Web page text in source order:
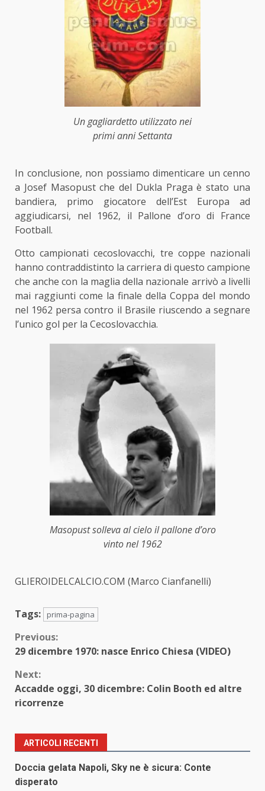
Un gagliardetto utilizzato nei
primi anni Settanta
In conclusione, non possiamo dimenticare un cenno
a Josef Masopust che del Dukla Praga è stato una
bandiera, primo giocatore dell’Est Europa ad
aggiudicarsi, nel 1962, il Pallone d’oro di France
Football.
Otto campionati cecoslovacchi, tre coppe nazionali
hanno contraddistinto la carriera di questo campione
che anche con la maglia della nazionale arrivò a livelli
mai raggiunti come la finale della Coppa del mondo
nel 1962 persa contro il Brasile riuscendo a segnare
l’unico gol per la Cecoslovacchia.
Masopust solleva al cielo il pallone d’oro
vinto nel 1962
GLIEROIDELCALCIO.COM (Marco Cianfanelli)
Tags: prima-pagina
Continue
Previous:
29 dicembre 1970: nasce Enrico Chiesa (VIDEO)
Next:
Accadde oggi, 30 dicembre: Colin Booth ed altre
ricorrenze
ARTICOLI RECENTI
Doccia gelata Napoli, Sky ne è sicura: Conte
disperato